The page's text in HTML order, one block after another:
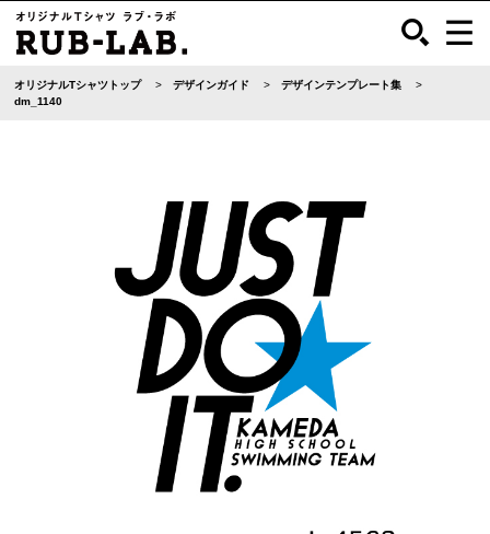
オリジナルTシャツトップ デザインガイド
デザインテンプレート集
dm_1140